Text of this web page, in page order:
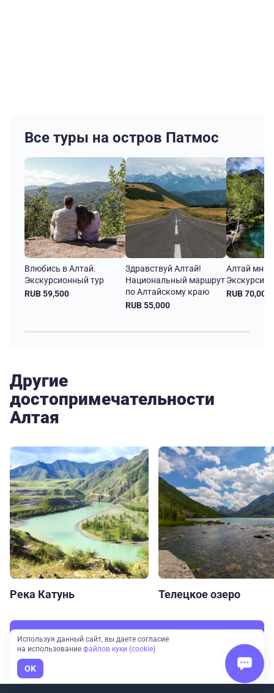
Все туры на остров Патмос
Влюбись в Алтай.
Экскурсионный тур
RUB 59,500
Здравствуй Алтай!
Национальный маршрут
по Алтайскому краю
RUB 55,000
Алтай
RUB 70,000
Другие
достопримечательности
Алтая
Река Катунь Телецкое озеро
Смотреть все
Используя данный сайт, вы даете согласие
на использование файлов куки (cookie)
OK